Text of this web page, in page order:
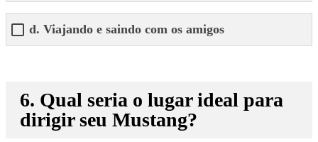
d. Viajando e saindo com os amigos
6. Qual seria o lugar ideal para
dirigir seu Mustang?